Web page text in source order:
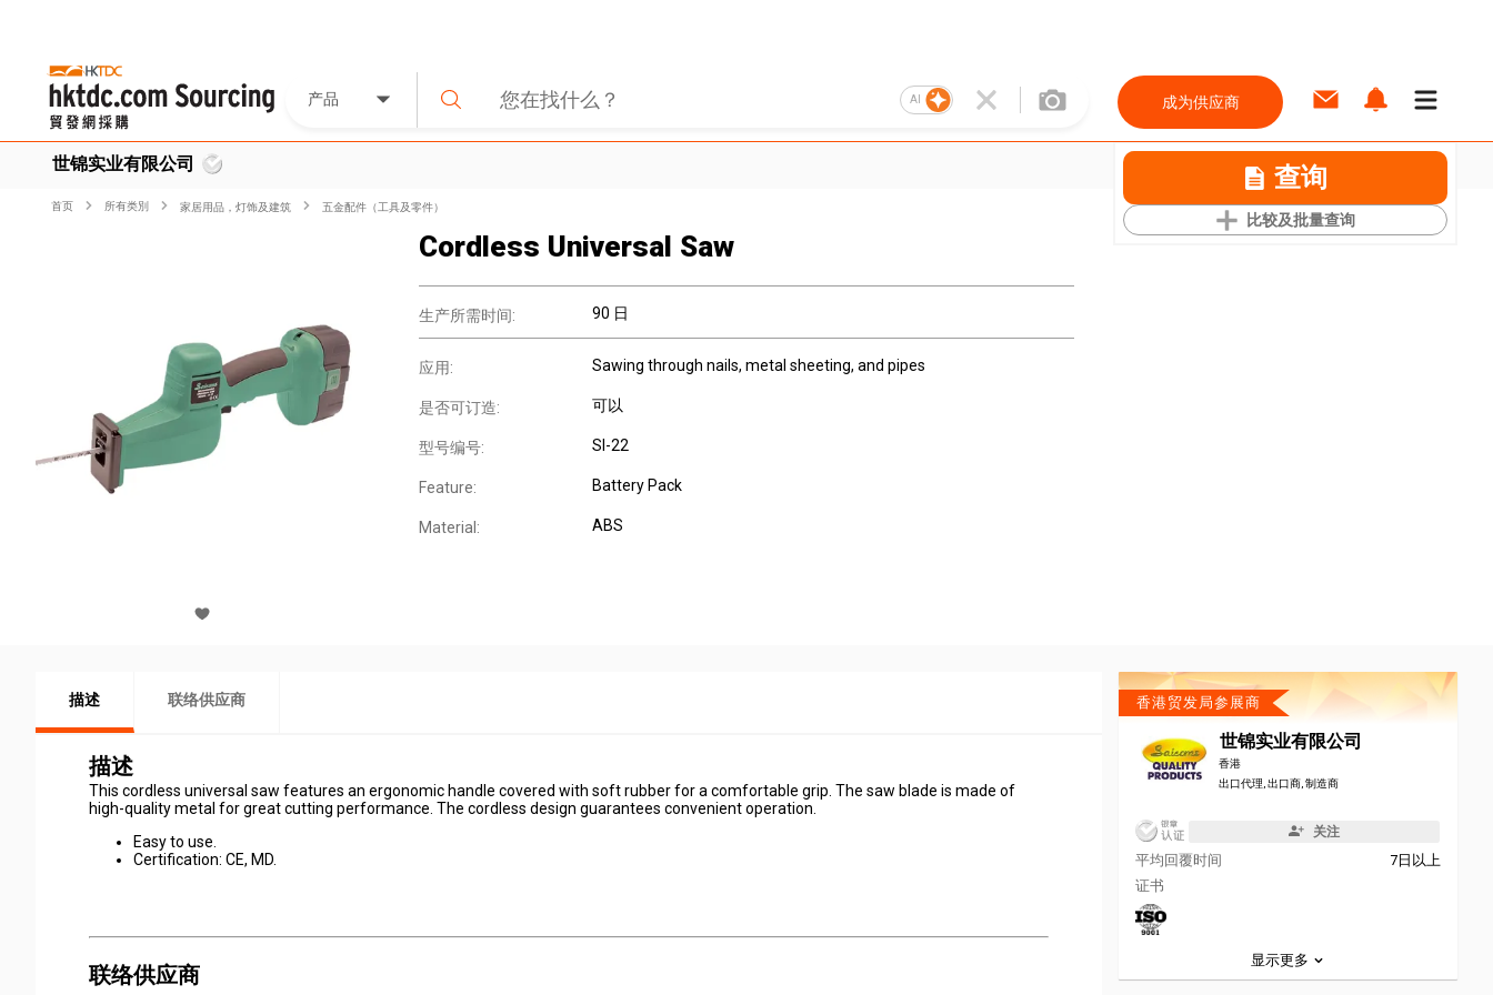
产品 AI 成为供应商
世锦实业有限公司 查询
比较及批量查询
首页 所有类別 家居用品，灯饰及建筑 五金配件（工具及零件）
Cordless Universal Saw
生产所需时间: 90 日
应用: Sawing through nails, metal sheeting, and pipes
是否可订造: 可以
型号编号: SI-22
Feature: Battery Pack
Material: ABS
描述 联络供应商
描述
This cordless universal saw features an ergonomic handle covered with soft rubber for a comfortable grip. The saw blade is made of
high-quality metal for great cutting performance. The cordless design guarantees convenient operation.
Easy to use.
Certification: CE, MD.
联络供应商
香港贸发局参展商
世锦实业有限公司
香港
出口代理, 出口商, 制造商
关注
平均回覆时间
7日以上
证书
显示更多